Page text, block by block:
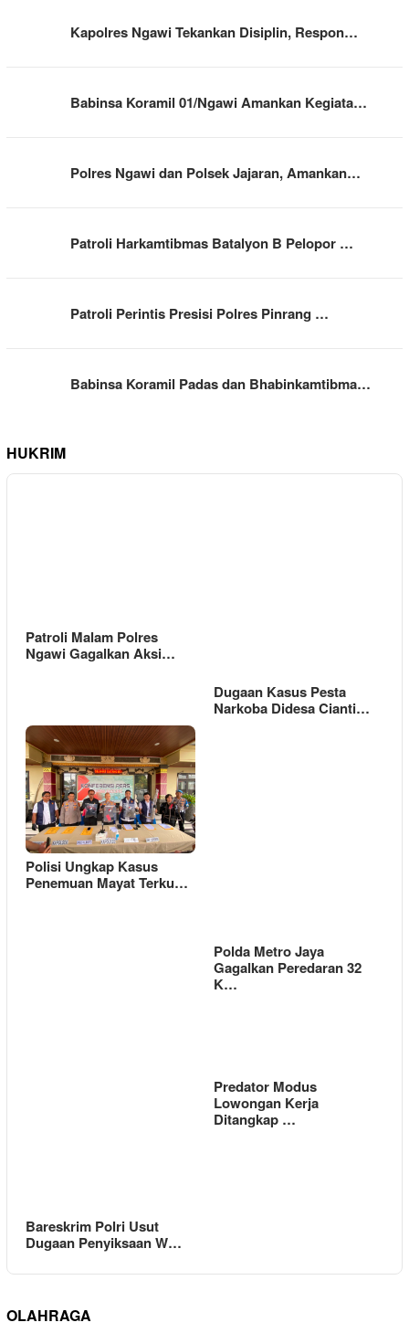
Kapolres Ngawi Tekankan Disiplin, Respon…
Babinsa Koramil 01/Ngawi Amankan Kegiata…
Polres Ngawi dan Polsek Jajaran, Amankan…
Patroli Harkamtibmas Batalyon B Pelopor …
Patroli Perintis Presisi Polres Pinrang …
Babinsa Koramil Padas dan Bhabinkamtibma…
HUKRIM
Patroli Malam Polres
Ngawi Gagalkan Aksi…
Dugaan Kasus Pesta
Narkoba Didesa Cianti…
Polisi Ungkap Kasus
Penemuan Mayat Terku…
Polda Metro Jaya
Gagalkan Peredaran 32
K…
Bareskrim Polri Usut
Dugaan Penyiksaan W…
Predator Modus
Lowongan Kerja
Ditangkap …
OLAHRAGA